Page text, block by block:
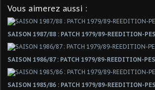
Vous aimerez aussi :
SAISON 1987/88 : PATCH 1979/89-REEDITION-
SAISON 1986/87 : PATCH 1979/89-REEDITION-
SAISON 1985/86 : PATCH 1979/89-REEDITION-